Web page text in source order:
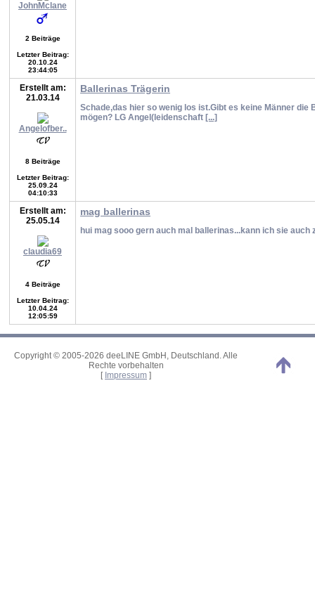
JohnMclane
2 Beiträge
Letzter Beitrag:
20.10.24
23:44:05
Erstellt am:
21.03.14
Angelofber..
8 Beiträge
Letzter Beitrag:
25.09.24
04:10:33
Ballerinas Trägerin
Schade,das hier so wenig los ist.Gibt es keine Männer die
mögen? LG Angel(leidenschaft [...]
Erstellt am:
25.05.14
claudia69
4 Beiträge
Letzter Beitrag:
10.04.24
12:05:59
mag ballerinas
hui mag sooo gern auch mal ballerinas...kann ich sie
Copyright © 2005-2026 deeLINE GmbH, Deutschland. Alle
Rechte vorbehalten
[ Impressum ]